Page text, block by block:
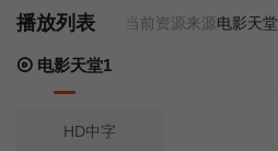
播放列表 当前资源来源电影天堂1
电影天堂1
HD中字